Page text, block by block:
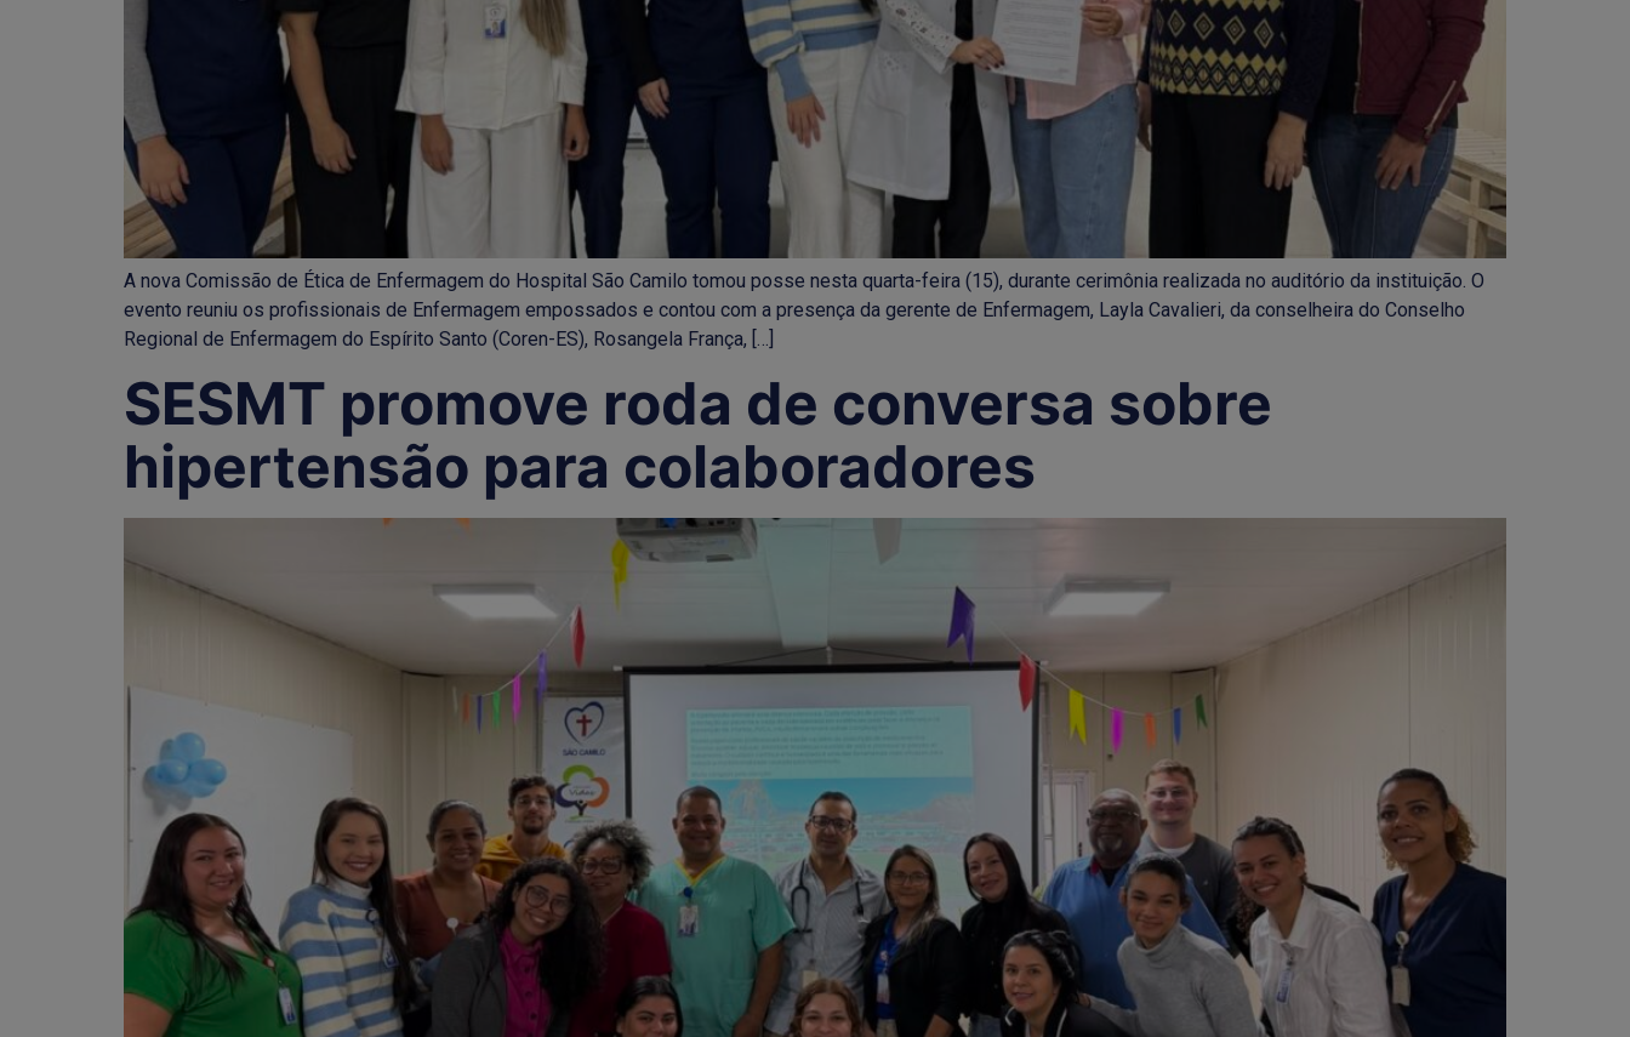
A nova Comissão de Ética de Enfermagem do Hospital São Camilo tomou posse nesta quarta-feira (15), durante cerimônia realizada no auditório da instituição. O
evento reuniu os profissionais de Enfermagem empossados e contou com a presença da gerente de Enfermagem, Layla Cavalieri, da conselheira do Conselho
Regional de Enfermagem do Espírito Santo (Coren-ES), Rosangela França, […]
SESMT promove roda de conversa sobre
hipertensão para colaboradores